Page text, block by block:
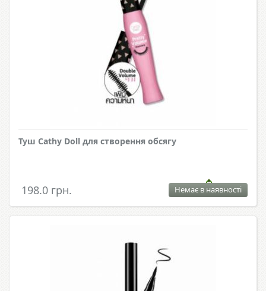
Туш Cathy Doll для створення обсягу
198.0 грн. Немає в наявності